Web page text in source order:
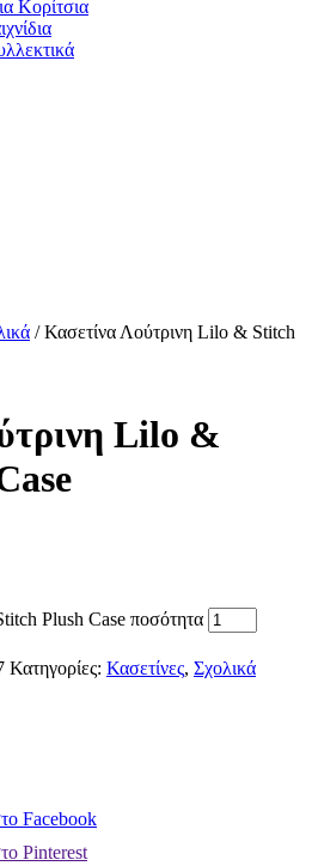
Κορίτσια
/ Κασετίνα Λούτρινη Lilo & Stitch
Lilo &
Plush Case ποσότητα
Κατηγορίες: Κασετίνες, Σχολικά
Facebook
Pinterest